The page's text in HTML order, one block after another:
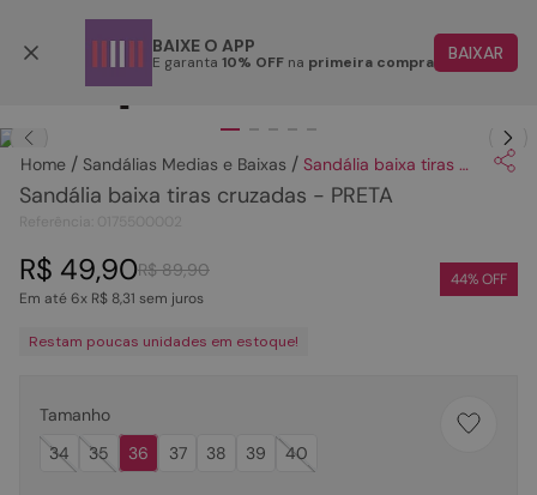
BAIXE O APP
E garanta 10% OFF na primeira compra BAIXAR
Sandálias Medias e Baixas Sandália baixa tiras cruzadas - PRETA
Sandália baixa tiras cruzadas - PRETA
R$ 89,90
R$ 49,90
Em até6x R$ 8,31 sem juros
44% OFF
Restam poucas unidades em estoque!
Tamanho
34
35 36 37 38 39 40
1º
2º
rasteira
4º
bota
5º
sandalia
6º
tamanco
sapatilha
couro